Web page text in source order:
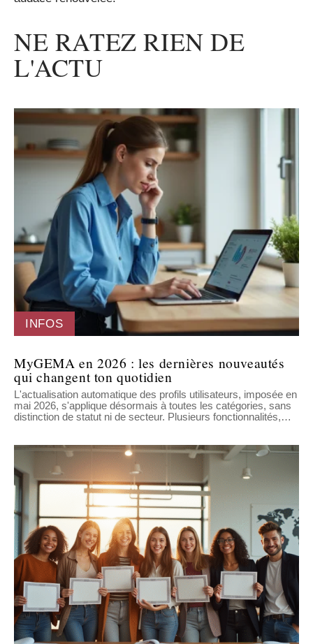
NE RATEZ RIEN DE
L'ACTU
INFOS
MyGEMA en 2026 : les dernières nouveautés
qui changent ton quotidien
L'actualisation automatique des profils utilisateurs, imposée en
mai 2026, s'applique désormais à toutes les catégories, sans
distinction de statut ni de secteur. Plusieurs fonctionnalités,…